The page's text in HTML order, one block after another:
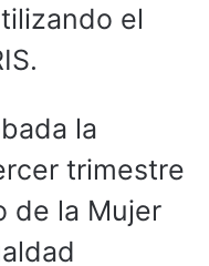
el
la
trimestre
de la Mujer